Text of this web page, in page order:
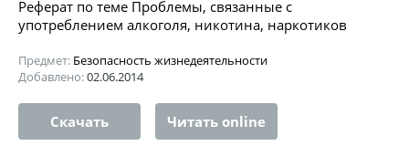
Реферат по теме Проблемы, связанные с
употреблением алкоголя, никотина, наркотиков
Предмет: Безопасность жизнедеятельности
Добавлено:02.06.2014
Скачать Читать online